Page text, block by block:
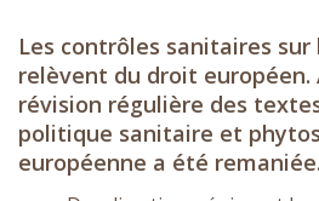
Les contrôles sanitaires sur
relèvent du droit
révision régulière des
politique sanitaire et
européenne a été remaniée.